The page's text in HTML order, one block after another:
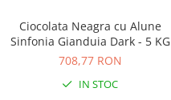
Ciocolata Neagra cu Alune
Sinfonia Gianduia Dark - 5 KG
708,77 RON
IN STOC